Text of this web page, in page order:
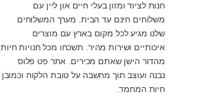
חנות לציוד ומזון בעלי חיים און ליין עם
משלוחים חינם עד הבית. מערך המשלוחים
שלנו מגיע לכל מקום בארץ עם מוצרים
איכותיים ושירות מהיר. תשכחו מכל חנויות חיות
מהדור הישן שאתם מכירים. אתר פט פלוס
נבנה ועוצב תוך מחשבה על טובת הלקוח וכמובן
חיות המחמד.